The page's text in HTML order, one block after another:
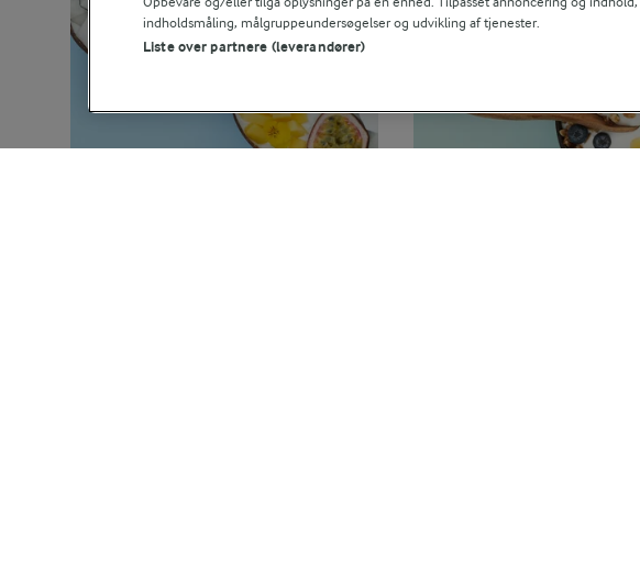
indholdsmåling, målgruppeundersøgelser og udvikling af tjenester.
Liste over partnere (leverandører)